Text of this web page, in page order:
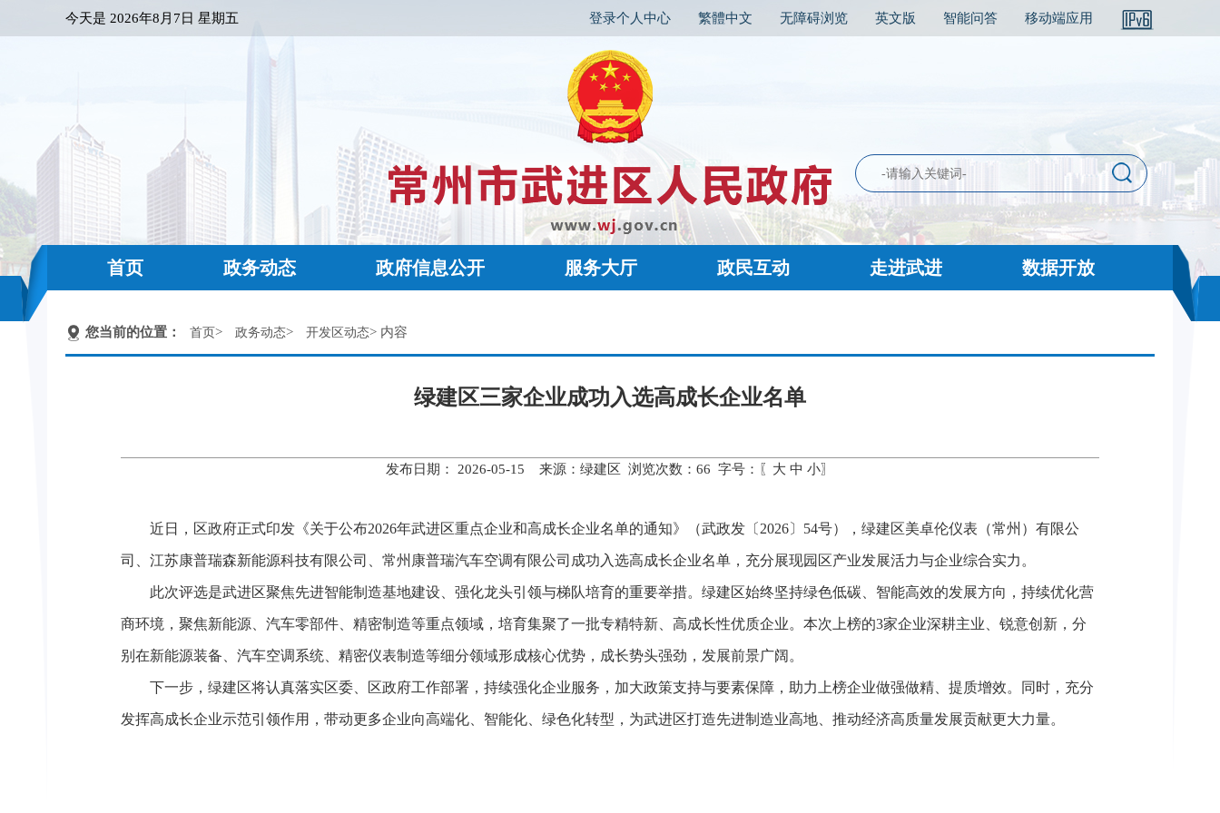
今天是 2026年8月7日 星期五 登录个人中心 繁體中文 无障碍浏览 英文版 智能问答 移动端应用
首页 政务动态 政府信息公开 服务大厅 政民互动 走进武进 数据开放
您当前的位置： 首页> 政务动态> 开发区动态> 内容
绿建区三家企业成功入选高成长企业名单
发布日期： 2026-05-15 来源：绿建区 浏览次数： 66 字号：〖 大 中 小〗
近日，区政府正式印发《关于公布2026年武进区重点企业和高成长企业名单的通知》（武政发〔2026〕54号），绿建区美卓伦仪表（常州）有限公
司、江苏康普瑞森新能源科技有限公司、常州康普瑞汽车空调有限公司成功入选高成长企业名单，充分展现园区产业发展活力与企业综合实力。
此次评选是武进区聚焦先进智能制造基地建设、强化龙头引领与梯队培育的重要举措。绿建区始终坚持绿色低碳、智能高效的发展方向，持续优化营
商环境，聚焦新能源、汽车零部件、精密制造等重点领域，培育集聚了一批专精特新、高成长性优质企业。本次上榜的3家企业深耕主业、锐意创新，分
别在新能源装备、汽车空调系统、精密仪表制造等细分领域形成核心优势，成长势头强劲，发展前景广阔。
下一步，绿建区将认真落实区委、区政府工作部署，持续强化企业服务，加大政策支持与要素保障，助力上榜企业做强做精、提质增效。同时，充分
发挥高成长企业示范引领作用，带动更多企业向高端化、智能化、绿色化转型，为武进区打造先进制造业高地、推动经济高质量发展贡献更大力量。